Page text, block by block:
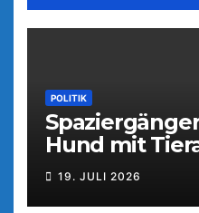
POLITIK
Hund mit
19. JULI 2026